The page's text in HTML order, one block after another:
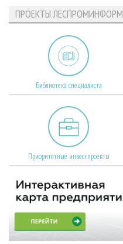
ПРОЕКТЫ ЛЕСПРОМИНФОРМ
Библиотека специалиста
Приоритетные инвестпроекты